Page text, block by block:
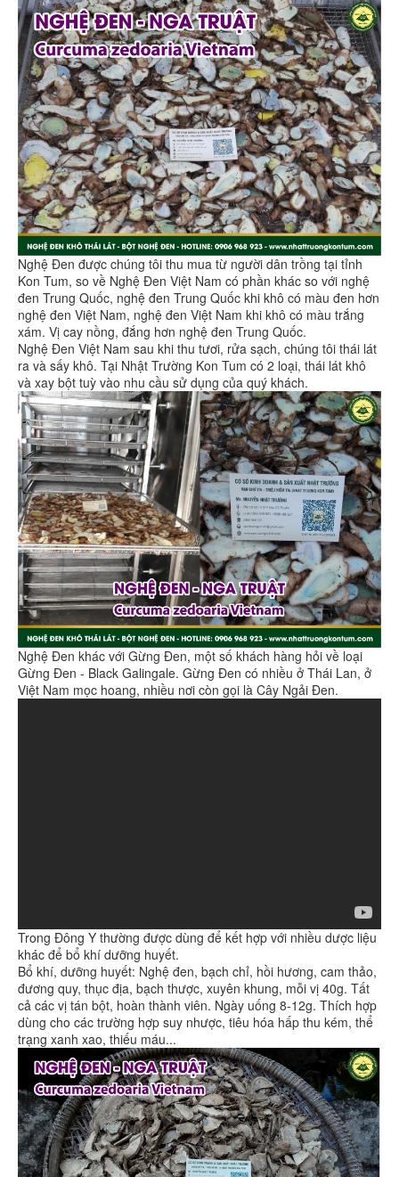
Nghệ Đen được chúng tôi thu mua từ người dân trồng tại tỉnh
Kon Tum, so về Nghệ Đen Việt Nam có phần khác so với nghệ
đen Trung Quốc, nghệ đen Trung Quốc khi khô có màu đen hơn
nghệ đen Việt Nam, nghệ đen Việt Nam khi khô có màu trắng
xám. Vị cay nồng, đắng hơn nghệ đen Trung Quốc.
Nghệ Đen Việt Nam sau khi thu tươi, rửa sạch, chúng tôi thái lát
ra và sấy khô. Tại Nhật Trường Kon Tum có 2 loại, thái lát khô
và xay bột tuỳ vào nhu cầu sử dụng của quý khách.
Nghệ Đen khác với Gừng Đen, một số khách hàng hỏi về loại
Gừng Đen - Black Galingale. Gừng Đen có nhiều ở Thái Lan, ở
Việt Nam mọc hoang, nhiều nơi còn gọi là Cây Ngải Đen.
Trong Đông Y thường được dùng để kết hợp với nhiều dược liệu
khác để bổ khí dưỡng huyết.
Bổ khí, dưỡng huyết: Nghệ đen, bạch chỉ, hồi hương, cam thảo,
đương quy, thục địa, bạch thược, xuyên khung, mỗi vị 40g. Tất
cả các vị tán bột, hoàn thành viên. Ngày uống 8-12g. Thích hợp
dùng cho các trường hợp suy nhược, tiêu hóa hấp thu kém, thể
trạng xanh xao, thiếu máu...